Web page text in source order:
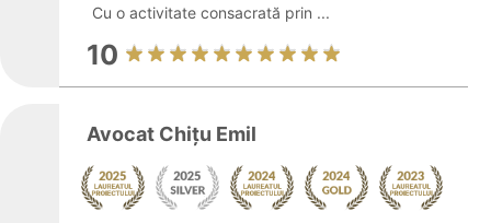
Cu o activitate consacrată prin ...
10
Avocat Chițu Emil